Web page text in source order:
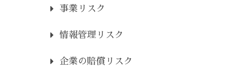
事業リスク
情報管理リスク
企業の賠償リスク